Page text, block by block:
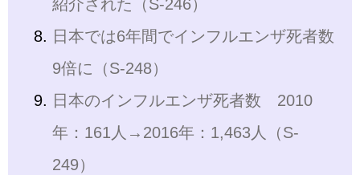
紹介された（S-246）
日本では6年間でインフルエンザ死者数
9倍に（S-248）
日本のインフルエンザ死者数 2010
年：161人→2016年：1,463人（S-
249）